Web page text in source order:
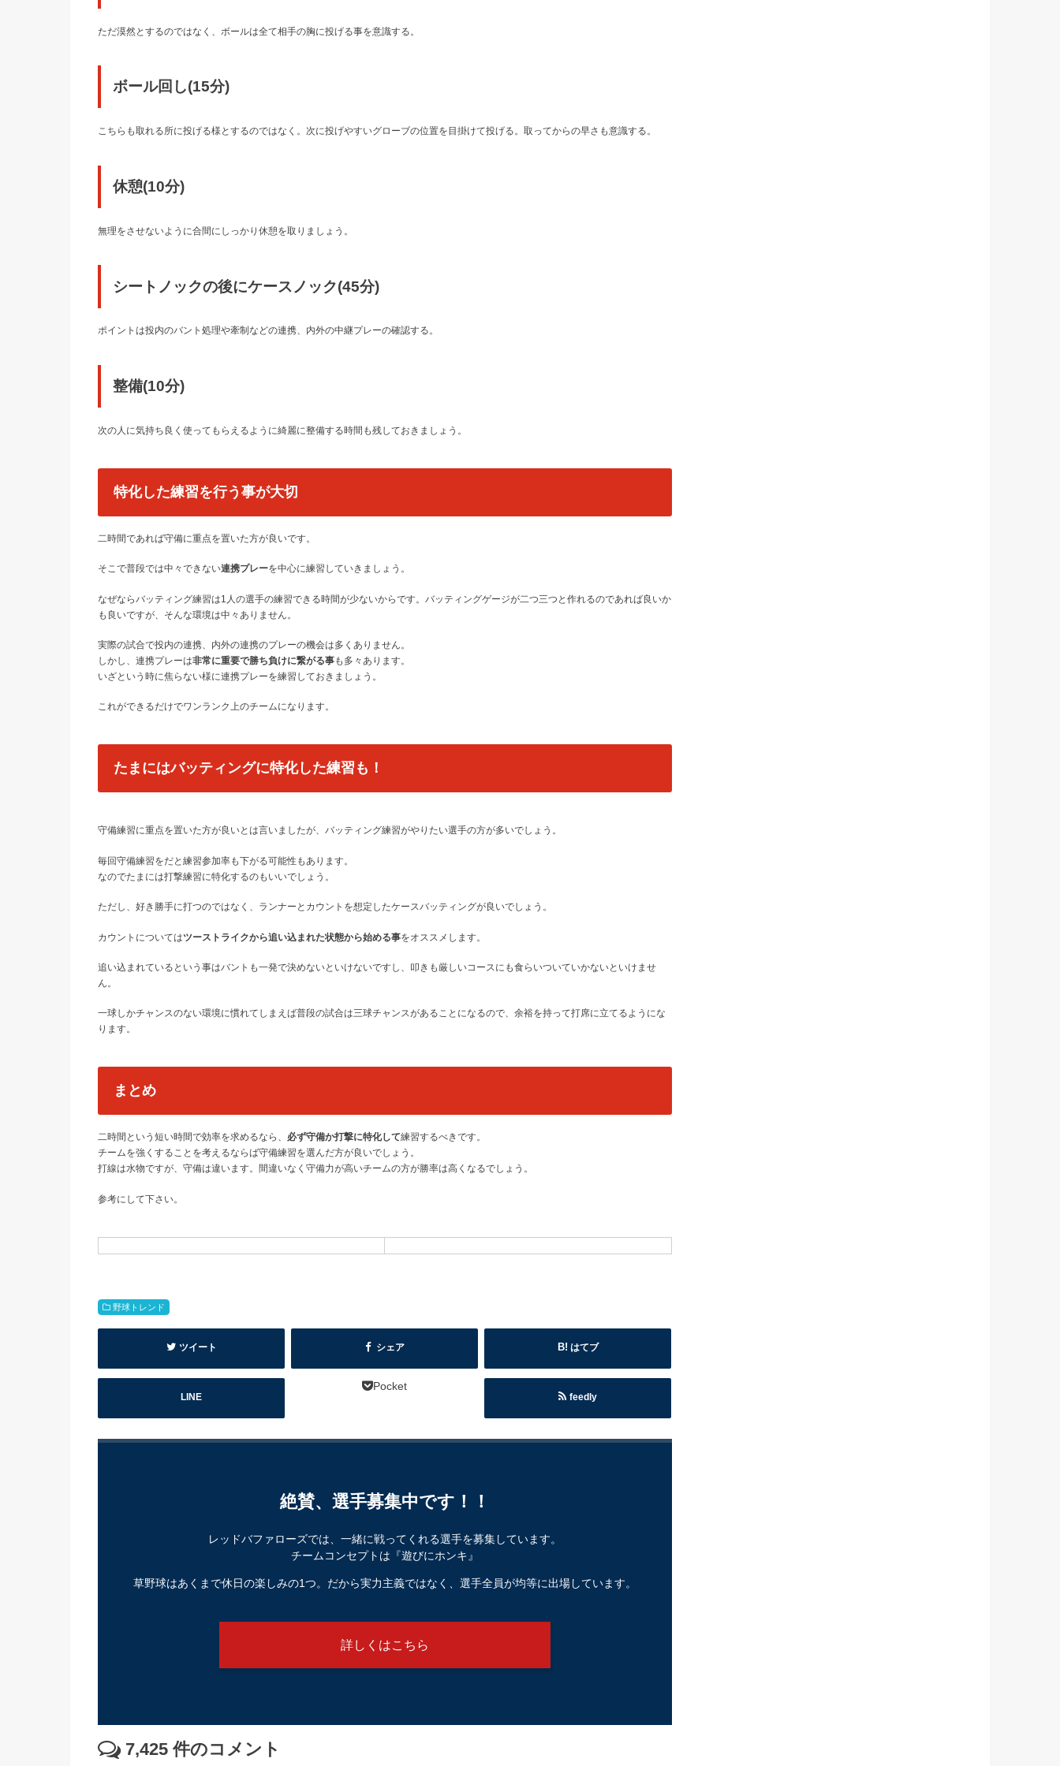
ただ漠然とするのではなく、ボールは全て相手の胸に投げる事を意識する。
ボール回し(15分)
こちらも取れる所に投げる様とするのではなく。次に投げやすいグローブの位置を目掛けて投げる。取ってからの早さも意識する。
休憩(10分)
無理をさせないように合間にしっかり休憩を取りましょう。
シートノックの後にケースノック(45分)
ポイントは投内のバント処理や牽制などの連携、内外の中継プレーの確認する。
整備(10分)
次の人に気持ち良く使ってもらえるように綺麗に整備する時間も残しておきましょう。
特化した練習を行う事が大切
二時間であれば守備に重点を置いた方が良いです。
そこで普段では中々できない連携プレーを中心に練習していきましょう。
なぜならバッティング練習は1人の選手の練習できる時間が少ないからです。バッティングゲージが二つ三つと作れるのであれば良いか
も良いですが、そんな環境は中々ありません。
実際の試合で投内の連携、内外の連携のプレーの機会は多くありません。
しかし、連携プレーは非常に重要で勝ち負けに繋がる事も多々あります。
いざという時に焦らない様に連携プレーを練習しておきましょう。
これができるだけでワンランク上のチームになります。
たまにはバッティングに特化した練習も！
守備練習に重点を置いた方が良いとは言いましたが、バッティング練習がやりたい選手の方が多いでしょう。
毎回守備練習をだと練習参加率も下がる可能性もあります。
なのでたまには打撃練習に特化するのもいいでしょう。
ただし、好き勝手に打つのではなく、 ランナーとカウントを想定したケースバッティングが良いでしょう。
カウントについてはツーストライクから追い込まれた状態から始める事をオススメします。
追い込まれているという事はバントも一発で決めないといけないですし、叩きも厳しいコースにも食らいついていかないといけませ
ん。
一球しかチャンスのない環境に慣れてしまえば普段の試合は三球チャンスがあることになるので、余裕を持って打席に立てるようにな
ります。
まとめ
二時間という短い時間で効率を求めるなら、 必ず守備か打撃に特化して練習するべきです。
チームを強くすることを考えるならば守備練習を選んだ方が良いでしょう。
打線は水物ですが、守備は違います。間違いなく守備力が高いチームの方が勝率は高くなるでしょう。
参考にして下さい。
野球トレンド
ツイート シェア はてブ
LINE
Pocket
feedly
絶賛、選手募集中です！！
レッドバファローズでは、一緒に戦ってくれる選手を募集しています。
チームコンセプトは『遊びにホンキ』
草野球はあくまで休日の楽しみの1つ。だから実力主義ではなく、選手全員が均等に出場しています。
詳しくはこちら
7,425 件のコメント